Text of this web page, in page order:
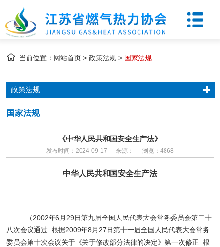
当前位置： 网站首页 >政策法规 > 国家法规
政策法规
国家法规
《中华人民共和国安全生产法》
发布时间：2024-09-17 来源： 浏览：4868
中华人民共和国安全生产法
（2002年6月29日第九届全国人民代表大会常务委员会第二十
八次会议通过 根据2009年8月27日第十一届全国人民代表大会常务
委员会第十次会议关于《关于修改部分法律的决定》第一次修正 根